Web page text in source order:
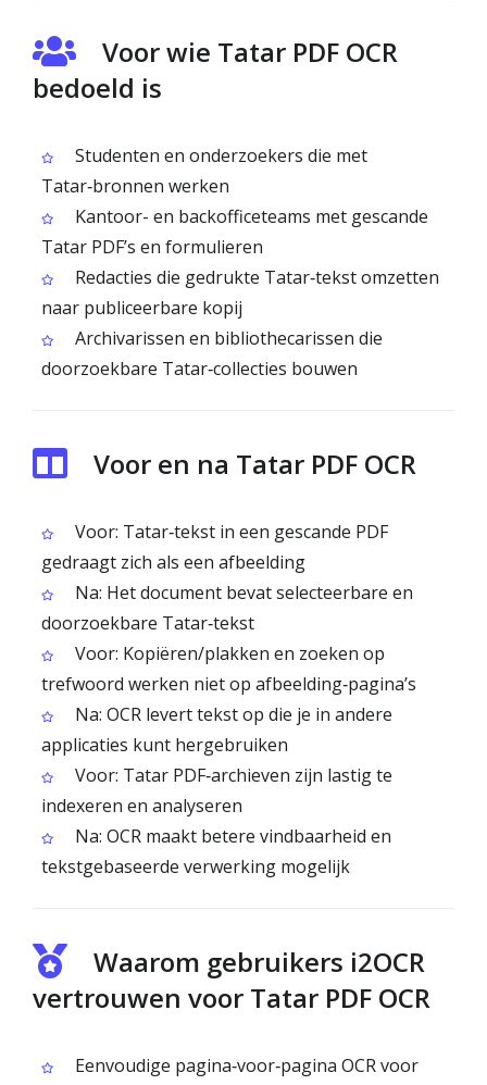
Voor wie Tatar PDF OCR
bedoeld is
Studenten en onderzoekers die met
Tatar‑bronnen werken
Kantoor- en backofficeteams met gescande
Tatar PDF’s en formulieren
Redacties die gedrukte Tatar‑tekst omzetten
naar publiceerbare kopij
Archivaris­sen en bibliothecarissen die
doorzoekbare Tatar‑collecties bouwen
Voor en na Tatar PDF OCR
Voor: Tatar‑tekst in een gescande PDF
gedraagt zich als een afbeelding
Na: Het document bevat selecteerbare en
doorzoekbare Tatar‑tekst
Voor: Kopiëren/plakken en zoeken op
trefwoord werken niet op afbeelding‑pagina’s
Na: OCR levert tekst op die je in andere
applicaties kunt hergebruiken
Voor: Tatar PDF‑archieven zijn lastig te
indexeren en analyseren
Na: OCR maakt betere vindbaarheid en
tekstgebaseerde verwerking mogelijk
Waarom gebruikers i2OCR
vertrouwen voor Tatar PDF OCR
Eenvoudige pagina‑voor‑pagina OCR voor